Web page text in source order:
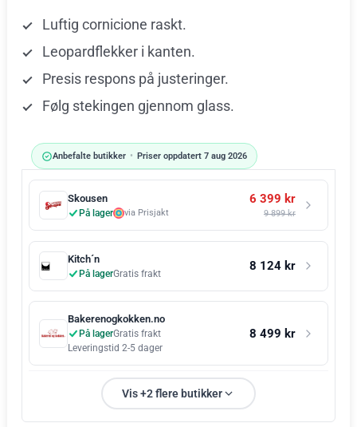
Luftig cornicione raskt.
Leopardflekker i kanten.
Presis respons på justeringer.
Følg stekingen gjennom glass.
Anbefalte butikker • Priser oppdatert 7 aug 2026
Skousen
På lager via Prisjakt
6 399 kr
9 899 kr
Kitch´n
På lagerGratis frakt
8 124 kr
Bakerenogkokken.no
På lagerGratis frakt
Leveringstid 2-5 dager
8 499 kr
Vis +2 flere butikker